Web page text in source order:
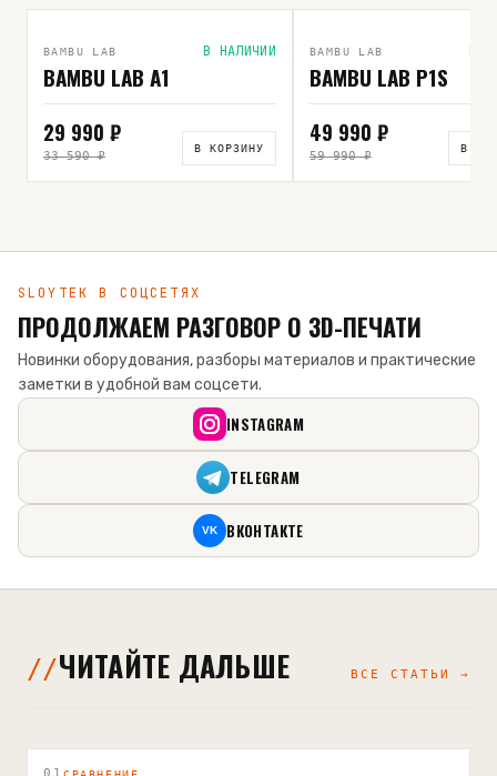
BAMBU LAB В НАЛИЧИИ
BAMBU LAB A1
29 990 ₽
33 590 ₽
В КОРЗИНУ
BAMBU LAB В
BAMBU LAB P1S
49 990 ₽
59 990 ₽
В
SLOYTEK В СОЦСЕТЯХ
ПРОДОЛЖАЕМ РАЗГОВОР О 3D-ПЕЧАТИ
Новинки оборудования, разборы материалов и практические
заметки в удобной вам соцсети.
INSTAGRAM
TELEGRAM
VK ВКОНТАКТЕ
ЧИТАЙТЕ ДАЛЬШЕ ВСЕ СТАТЬИ →